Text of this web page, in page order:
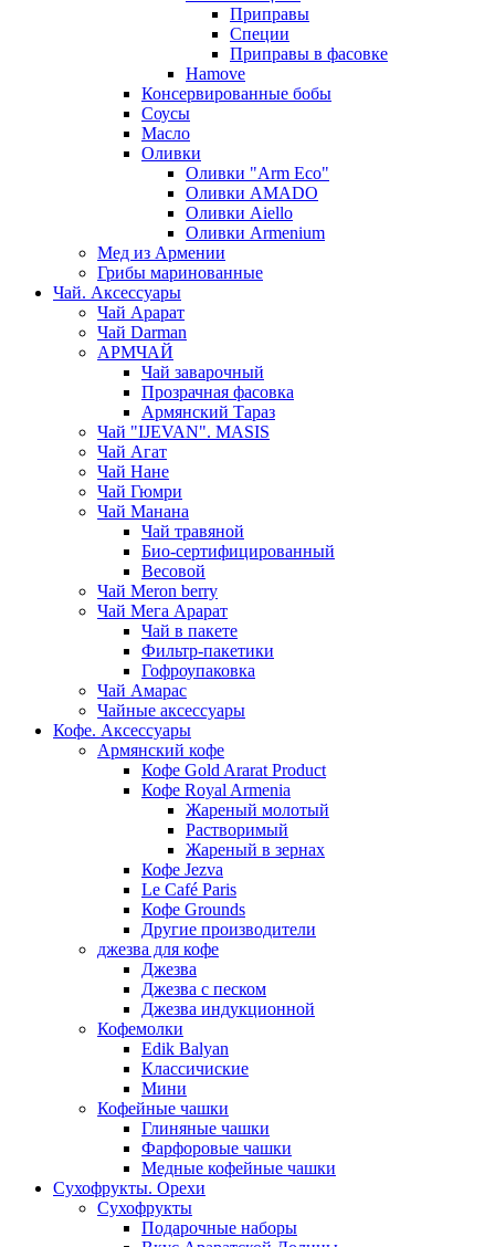
Приправы
Специи
Приправы в фасовке
Hamove
Консервированные бобы
Соусы
Масло
Оливки
Оливки "Arm Eco"
Оливки AMADO
Оливки Aiello
Оливки Armenium
Мед из Армении
Грибы маринованные
Чай. Аксессуары
Чай Арарат
Чай Darman
АРМЧАЙ
Чай заварочный
Прозрачная фасовка
Армянский Тараз
Чай "IJEVAN". MASIS
Чай Агат
Чай Нане
Чай Гюмри
Чай Манана
Чай травяной
Био-сертифицированный
Весовой
Чай Meron berry
Чай Мега Арарат
Чай в пакете
Фильтр-пакетики
Гофроупаковка
Чай Амарас
Чайные аксессуары
Кофе. Аксессуары
Армянский кофе
Кофе Gold Ararat Product
Кофе Royal Armenia
Жареный молотый
Растворимый
Жареный в зернах
Кофе Jezva
Le Café Paris
Кофе Grounds
Другие производители
джезва для кофе
Джезва
Джезва с песком
Джезва индукционной
Кофемолки
Edik Balyan
Классичиские
Мини
Кофейные чашки
Глиняные чашки
Фарфоровые чашки
Медные кофейные чашки
Сухофрукты. Орехи
Сухофрукты
Подарочные наборы